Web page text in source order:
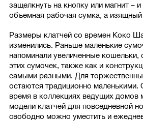
защелкнуть на кнопку или магнит –
объемная рабочая сумка, а изящный
Размеры клатчей со времен Коко
изменились. Раньше маленькие
напоминали увеличенные
этих сумочек, также как и
самыми разными. Для
остаются традиционно маленькими.
время в коллекциях ведущих домов
модели клатчей для повседневной
свободно можно уместить и